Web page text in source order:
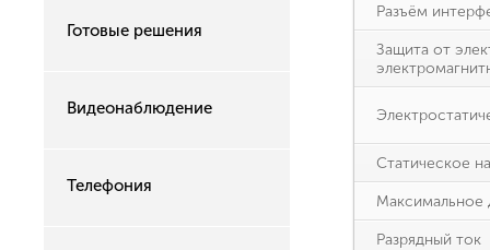
Готовые решения
Видеонаблюдение
Телефония
Разъём
Защита от
Статическое
Максимальное
Разрядный ток